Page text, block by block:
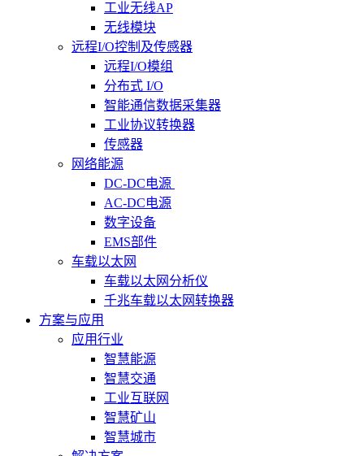
工业无线AP
无线模块
远程I/O控制及传感器
远程I/O模组
分布式 I/O
智能通信数据采集器
工业协议转换器
传感器
网络能源
DC-DC电源
AC-DC电源
数字设备
EMS部件
车载以太网
车载以太网分析仪
千兆车载以太网转换器
方案与应用
应用行业
智慧能源
智慧交通
工业互联网
智慧矿山
智慧城市